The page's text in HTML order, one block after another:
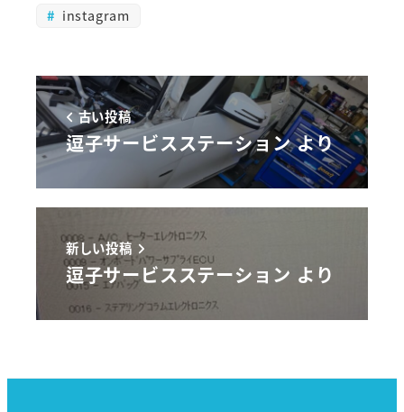
instagram
古い投稿
逗子サービスステーション より
新しい投稿
逗子サービスステーション より